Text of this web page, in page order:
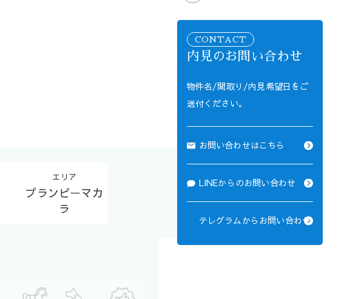
エリア
プランピーマカ
ラ
CONTACT
内見のお問い合わせ
物件名/間取り/内見希望日をご
送付ください。
お問い合わせはこちら
LINEからのお問い合わせ
テレグラムからお問い合わせ